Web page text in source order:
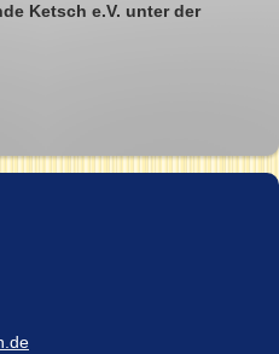
Ketsch e.V. unter der